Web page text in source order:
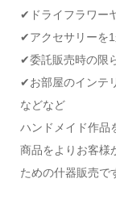
✔ドライフラワー
✔アクセサリーを
✔委託販売時の限
✔お部屋のインテ
などなど
ハンドメイド作品
商品をよりお客様
ための什器販売で